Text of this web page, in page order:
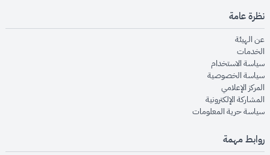
نظرة عامة
عن الهيئةopens in new window
الخدماتopens in new window
سياسة الاستخدامopens in new window
سياسة الخصوصيةopens in new window
المركز الإعلاميopens in new window
المشاركة الإلكترونيةopens in new window
سياسة حرية المعلوماتopens in new window
روابط مهمة